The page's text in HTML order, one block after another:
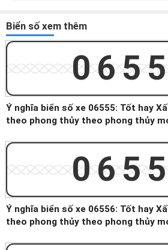
Biển số xem thêm
Ý nghĩa biển số xe 06555: Tốt hay
theo phong thủy theo phong thủy
Ý nghĩa biển số xe 06556: Tốt hay
theo phong thủy theo phong thủy